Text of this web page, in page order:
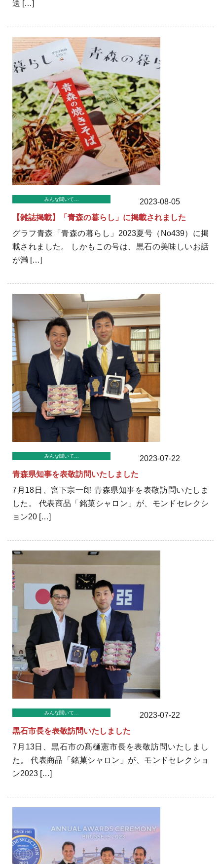
送 […]
みんな聞いて…
2023-08-05
【雑誌掲載】「青森の暮らし」に掲載されました
グラフ青森「青森の暮らし」2023夏号（No439）に掲
載されました。 しかもこの号は、黒石の美味しいお話
が満 […]
みんな聞いて…
2023-07-22
青森県知事を表敬訪問いたしました
7月18日、宮下宗一郎 青森県知事を表敬訪問いたしま
した。 代表商品「銘菓シャロン」が、モンドセレクシ
ョン20 […]
みんな聞いて…
2023-07-22
黒石市長を表敬訪問いたしました
7月13日、黒石市の髙樋憲市長を表敬訪問いたしまし
た。 代表商品「銘菓シャロン」が、モンドセレクショ
ン2023 […]